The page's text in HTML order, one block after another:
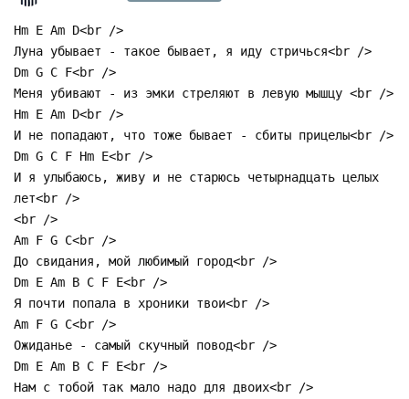
Нm E Am D<br />
Луна убывает - такое бывает, я иду стричься<br />
Dm G C F<br />
Меня убивают - из эмки стреляют в левую мышцу <br />
Нm E Am D<br />
И не попадают, что тоже бывает - сбиты прицелы<br />
Dm G C F Нm E<br />
И я улыбаюсь, живу и не старюсь четырнадцать целых
лет<br />
<br />
Am F G C<br />
До свидания, мой любимый город<br />
Dm E Am В C F E<br />
Я почти попала в хроники твои<br />
Am F G C<br />
Ожиданье - самый скучный повод<br />
Dm E Am В C F E<br />
Нам с тобой так мало надо для двоих<br />